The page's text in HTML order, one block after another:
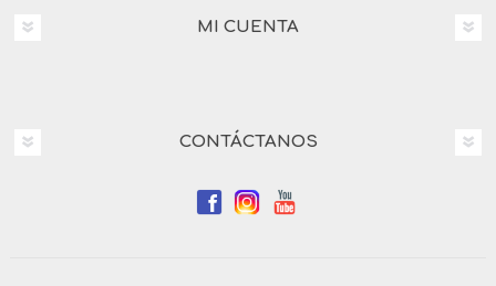
MI CUENTA
CONTÁCTANOS